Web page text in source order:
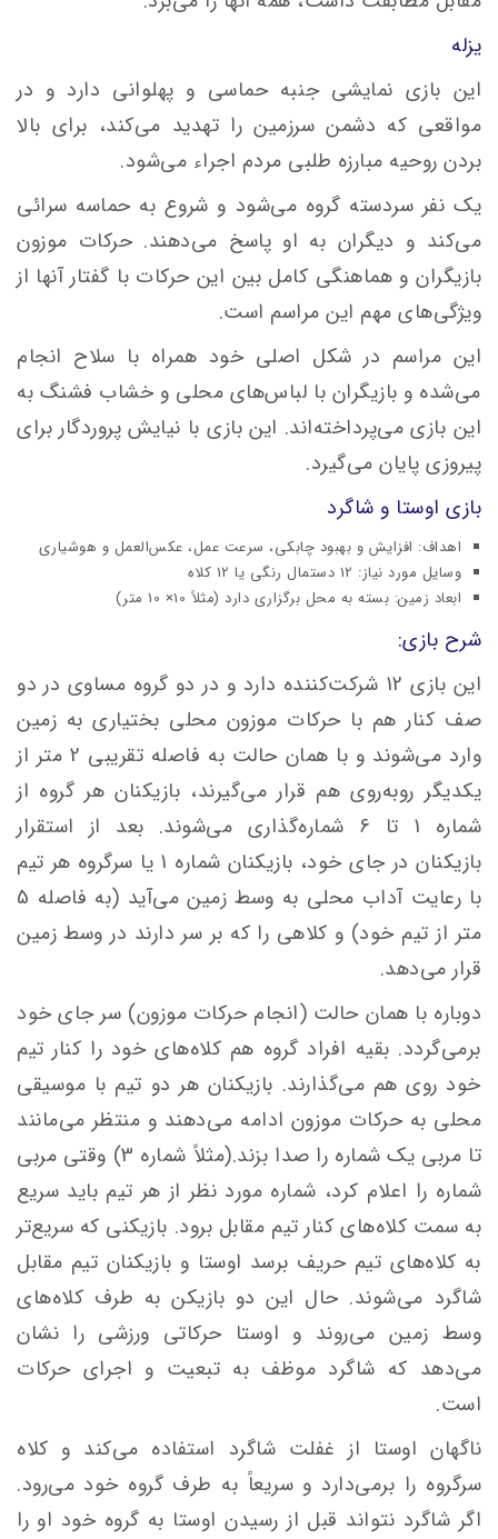
یزله
این بازى نمایشى جنبه حماسى و پهلوانى دارد و در
مواقعى که دشمن سرزمین را تهدید مى‌کند، براى بالا
بردن روحیه مبارزه‌ طلبى مردم اجراء مى‌شود.
یک نفر سردسته گروه مى‌شود و شروع به حماسه‌ سرائى
مى‌کند و دیگران به او پاسخ مى‌دهند. حرکات موزون
بازیگران و هماهنگى کامل بین این حرکات با گفتار آنها از
ویژگى‌هاى مهم این مراسم است.
این مراسم در شکل اصلى خود همراه با سلاح انجام
مى‌شده و بازیگران با لباس‌هاى محلى و خشاب فشنگ به
این بازى مى‌پرداخته‌اند. این بازى با نیایش پروردگار براى
پیروزى پایان مى‌گیرد.
بازی اوستا و شاگرد
اهداف: افزایش و بهبود چابکی، سرعت عمل، عکس‌العمل و هوشیاری
وسایل مورد نیاز: 12 دستمال رنگی یا 12 کلاه
ابعاد زمین: بسته به محل برگزاری دارد (مثلاً 10× 10 متر)
شرح بازی:
این بازی 12 شرکت‌کننده دارد و در دو گروه مساوی در دو
صف کنار هم با حرکات موزون محلی بختیاری به زمین
وارد می‌شوند و با همان حالت به فاصله تقریبی 2 متر از
یکدیگر روبه‌روی هم قرار می‌گیرند، بازیکنان هر گروه از
شماره 1 تا 6 شماره‌گذاری می‌شوند. بعد از استقرار
بازیکنان در جای خود، بازیکنان شماره 1 یا سرگروه هر تیم
با رعایت آداب محلی به وسط زمین می‌آید (به فاصله 5
متر از تیم خود) و کلاهی را که بر سر دارند در وسط زمین
قرار می‌دهد.
دوباره با همان حالت (انجام حرکات موزون) سر جای خود
برمی‌گردد. بقیه افراد گروه هم کلاه‌های خود را کنار تیم
خود روی هم می‌گذارند. بازیکنان هر دو تیم با موسیقی
محلی به حرکات موزون ادامه می‌دهند و منتظر می‌مانند
تا مربی یک شماره را صدا بزند.(مثلاً شماره 3) وقتی مربی
شماره را اعلام کرد، شماره مورد نظر از هر تیم باید سریع
به سمت کلاه‌های کنار تیم مقابل برود. بازیکنی که سریع‌تر
به کلاه‌های تیم حریف برسد اوستا و بازیکنان تیم مقابل
شاگرد می‌شوند. حال این دو بازیکن به طرف کلاه‌های
وسط زمین می‌روند و اوستا حرکاتی ورزشی را نشان
می‌دهد که شاگرد موظف به تبعیت و اجرای حرکات
است.
ناگهان اوستا از غفلت شاگرد استفاده می‌کند و کلاه
سرگروه را برمی‌دارد و سریعاً به طرف گروه خود می‌رود.
اگر شاگرد نتواند قبل از رسیدن اوستا به گروه خود او را